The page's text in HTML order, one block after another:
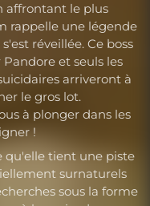
affrontant le plus
rappelle une légende
réveillée. Ce boss
et seuls les
arriveront à
le gros lot.
à plonger dans les
!
qu'elle tient une piste
surnaturels
sous la forme